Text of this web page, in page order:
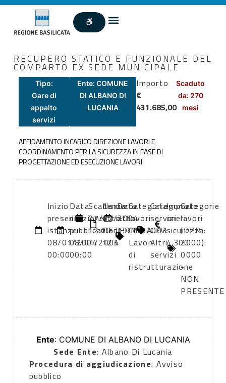
RECUPERO STATICO E FUNZIONALE DEL
COMPARTO EX SEDE MUNICIPALE
Tipo:
Gare di
appalto
servizi
Ente: COMUNE
DI ALBANO DI
LUCANIA
Importo
€
431.685,00
Scaduto
da: 270
mesi
AFFIDAMENTO INCARICO DIREZIONE LAVORI E
COORDINAMENTO PER LA SICUREZZA IN FASE DI
PROGETTAZIONE ED ESECUZIONE LAVORI
Inizio
presentazione
istanze:
08/01/2004
00:00
Data
di
pubblicazione:
08/01/2004
00:00
Scadenza:
07/02/2004
12:00
Numero
atto:
DETERMINA
123
Data
atto:
19/12/2003
Categoria
lavori
CPV:
Lavori
di
ristrutturazione
Categoria
servizi
CPV:
Altri
servizi
Importo
oneri
sicurezza:
4.300
Categorie
lavori
(DPR
2000):
0000
-
NON
PRESENTE
Ente: COMUNE DI ALBANO DI LUCANIA
Sede Ente: Albano Di Lucania
Procedura di aggiudicazione: Avviso
pubblico